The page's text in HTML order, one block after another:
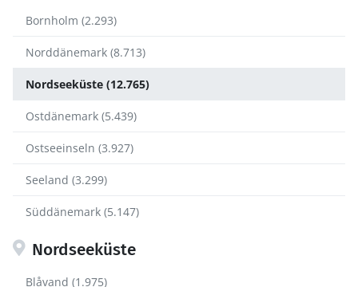
Bornholm (2.293)
Norddänemark (8.713)
Nordseeküste (12.765)
Ostdänemark (5.439)
Ostseeinseln (3.927)
Seeland (3.299)
Süddänemark (5.147)
Nordseeküste
Blåvand (1.975)